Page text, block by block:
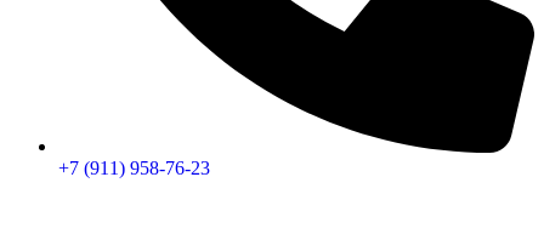
+7 (911) 958-76-23